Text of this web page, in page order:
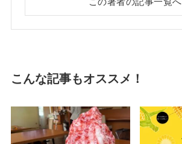
こんな記事もオススメ！